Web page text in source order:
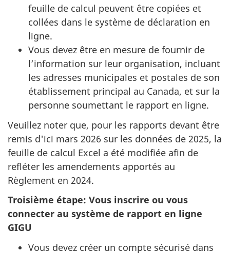
feuille de calcul peuvent être copiées et
collées dans le système de déclaration en
ligne.
Vous devez être en mesure de fournir de
l’information sur leur organisation, incluant
les adresses municipales et postales de son
établissement principal au Canada, et sur la
personne soumettant le rapport en ligne.
Veuillez noter que, pour les rapports devant être
remis d'ici mars 2026 sur les données de 2025, la
feuille de calcul Excel a été modifiée afin de
refléter les amendements apportés au
Règlement en 2024.
Troisième étape: Vous inscrire ou vous
connecter au système de rapport en ligne
GIGU
Vous devez créer un compte sécurisé dans